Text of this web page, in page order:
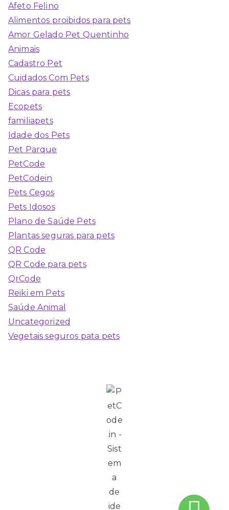
Afeto Felino
Alimentos proibidos para pets
Amor Gelado Pet Quentinho
Animais
Cadastro Pet
Cuidados Com Pets
Dicas para pets
Ecopets
familiapets
Idade dos Pets
Pet Parque
PetCode
PetCodein
Pets Cegos
Pets Idosos
Plano de Saúde Pets
Plantas seguras para pets
QR Code
QR Code para pets
QrCode
Reiki em Pets
Saúde Animal
Uncategorized
Vegetais seguros pata pets